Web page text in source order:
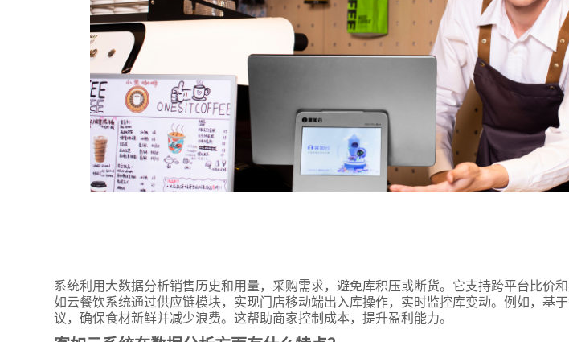
系统利用大数据分析销售历史和用量，采购需求，避免库积压或断货。它支持跨平台比价
如云餐饮系统通过供应链模块，实现门店移动端出入库操作，实时监控库变动。例如，基
议，确保食材新鲜并减少浪费。这帮助商家控制成本，提升盈利能力。